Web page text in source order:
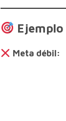
Meta débil: